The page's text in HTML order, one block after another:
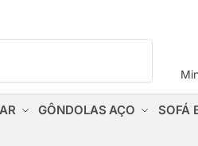
GÔNDOLAS AÇO SOFÁ